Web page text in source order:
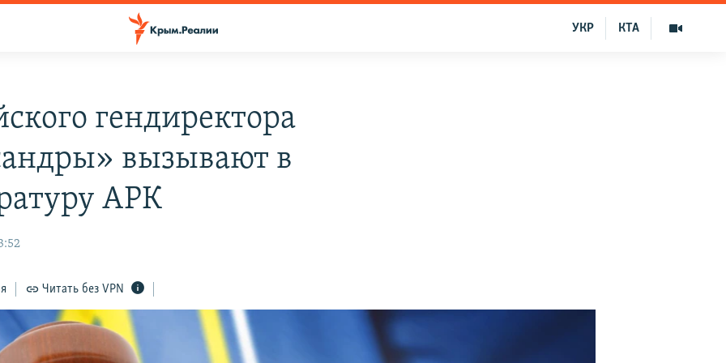
КТА
УКР
гендиректора
вызывают в
АРК
Читать без VPN